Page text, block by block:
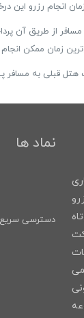
مسافر از طریق
به مسافر
نماد ها
دسترسی سریع